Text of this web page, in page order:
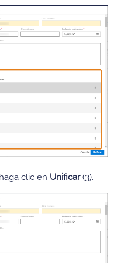
clic en Unificar(3).